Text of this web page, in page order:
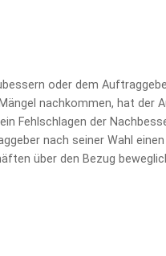
oder dem
nachkommen, hat der
Fehlschlagen der
nach seiner Wahl
über den Bezug